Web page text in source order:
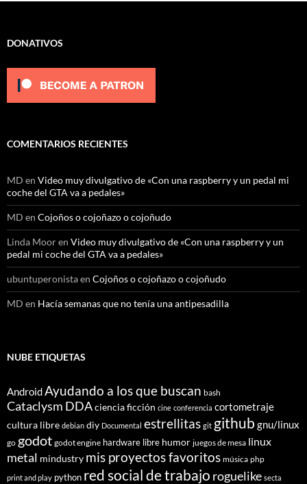
DONATIVOS
COMENTARIOS RECIENTES
MD en Video muy divulgativo de «Con una raspberry y un pedal mi
coche del GTA va a pedales»
MD en Cojoños o cojoñazo o cojoñudo
Linda Mooren Video muy divulgativo de «Con una raspberry y un
pedal mi coche del GTA va a pedales»
ubuntuperonistaen Cojoños o cojoñazo o cojoñudo
MD en Hacía semanas que no tenía una antipesadilla
NUBE ETIQUETAS
AndroidAyudando a los que buscan bash
Cataclysm DDAciencia ficción cine conferencia cortometraje
cultura libre debian diy Documental estrellitas git github gnu/linux
go godot godot engine hardware libre humor juegos de mesa linux
metal mindustry mis proyectos favoritos música php
print and play python red social de trabajo roguelike secta